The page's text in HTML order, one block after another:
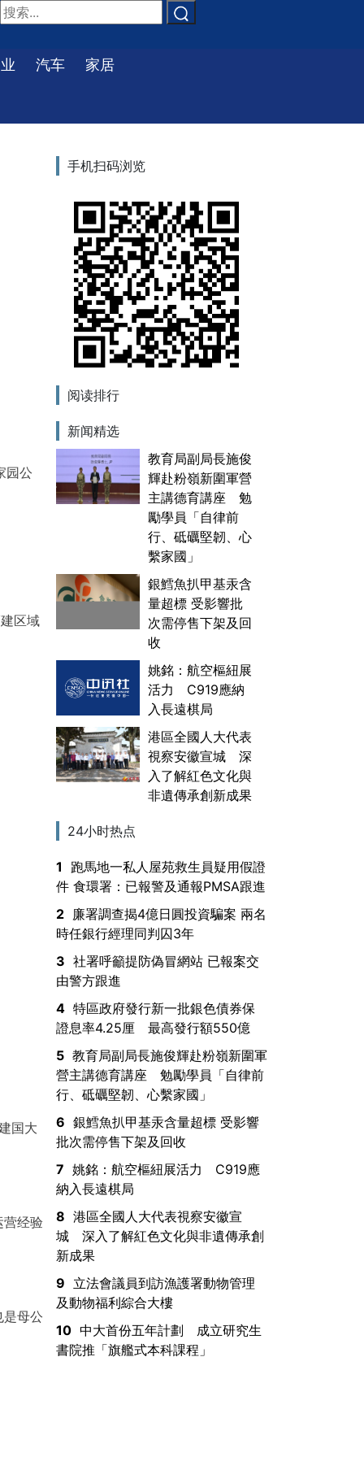
汽车 家居
园公
区域
国大
经验
母公
手机扫码浏览
阅读排行
新闻精选
教育局副局長施俊
輝赴粉嶺新圍軍營
主講德育講座 勉
勵學員「自律前
行、砥礪堅韌、心
繫家國」
銀鱈魚扒甲基汞含
量超標 受影響批
次需停售下架及回
收
姚銘：航空樞紐展
活力 C919應納
入長遠棋局
港區全國人大代表
視察安徽宣城 深
入了解紅色文化與
非遺傳承創新成果
24小时热点
1
跑馬地一私人屋苑救生員疑用假證
件 食環署：已報警及通報PMSA跟進
2
廉署調查揭4億日圓投資騙案 兩名
時任銀行經理同判囚3年
3 社署呼籲提防偽冒網站 已報案交
由警方跟進
4 特區政府發行新一批銀色債券保
證息率4.25厘 最高發行額550億
5 教育局副局長施俊輝赴粉嶺新圍軍
營主講德育講座 勉勵學員「自律前
行、砥礪堅韌、心繫家國」
6 銀鱈魚扒甲基汞含量超標 受影響
批次需停售下架及回收
7 姚銘：航空樞紐展活力 C919應
納入長遠棋局
8 港區全國人大代表視察安徽宣
城 深入了解紅色文化與非遺傳承創
新成果
9 立法會議員到訪漁護署動物管理
及動物福利綜合大樓
10 中大首份五年計劃 成立研究生
書院推「旗艦式本科課程」